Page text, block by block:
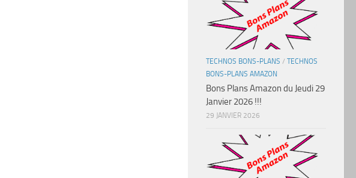
TECHNOS BONS-PLANS / TECHNOS
BONS-PLANS AMAZON
Bons Plans Amazon du Jeudi 29
Janvier 2026 !!!
29 JANVIER 2026